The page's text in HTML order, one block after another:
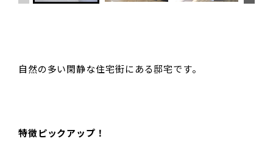
自然の多い閑静な住宅街にある邸宅です。
特徴ピックアップ！